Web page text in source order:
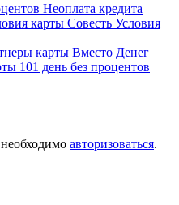
Неоплата кредита
карты Совесть Условия
карты Вместо Денег
101 день без процентов
авторизоваться.